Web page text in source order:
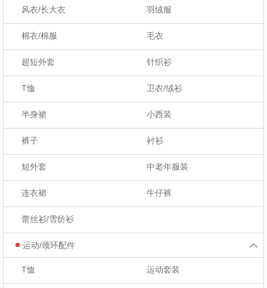
风衣/长大衣 羽绒服
棉衣/棉服 毛衣
超短外套 针织衫
T恤 卫衣/绒衫
半身裙 小西装
裤子 衬衫
短外套 中老年服装
连衣裙 牛仔裤
蕾丝衫/雪纺衫
运动/颈环配件
T恤 运动套装